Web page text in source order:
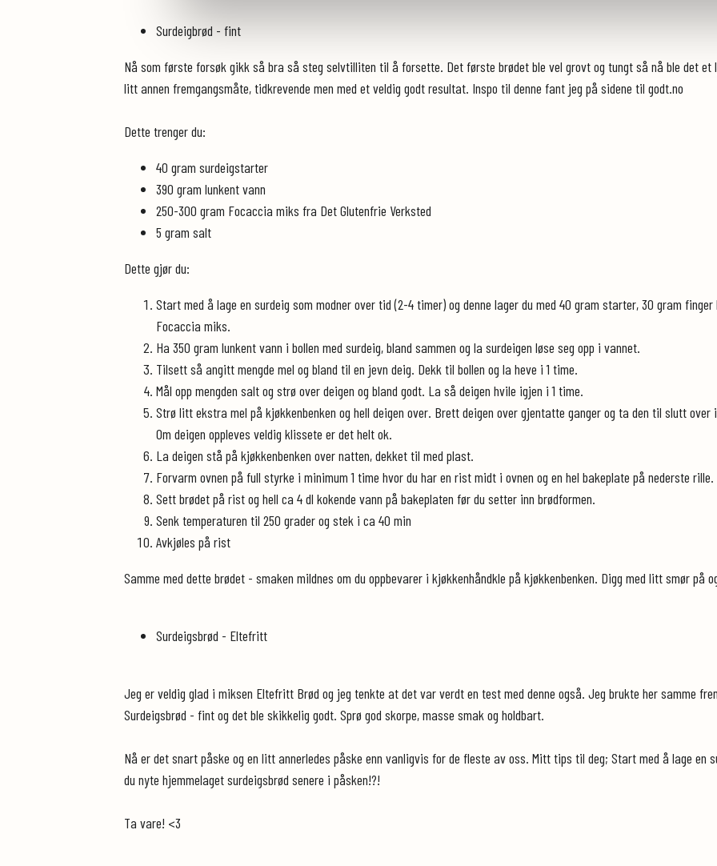
Surdeigbrød - fint
Nå som første forsøk gikk så bra så steg selvtilliten til å forsette. Det første brødet ble vel grovt og tungt så nå ble det et
litt annen fremgangsmåte, tidkrevende men med et veldig godt resultat. Inspo til denne fant jeg på sidene til godt.no
Dette trenger du:
40 gram surdeigstarter
390 gram lunkent vann
250-300 gram Focaccia miks fra Det Glutenfrie Verksted
5 gram salt
Dette gjør du:
Start med å lage en surdeig som modner over tid (2-4 timer) og denne lager du med 40 gram starter, 30 gram
Focaccia miks.
Ha 350 gram lunkent vann i bollen med surdeig, bland sammen og la surdeigen løse seg opp i vannet.
Tilsett så angitt mengde mel og bland til en jevn deig. Dekk til bollen og la heve i 1 time.
Mål opp mengden salt og strø over deigen og bland godt. La så deigen hvile igjen i 1 time.
Strø litt ekstra mel på kjøkkenbenken og hell deigen over. Brett deigen over gjentatte ganger og ta den til slutt over
Om deigen oppleves veldig klissete er det helt ok.
La deigen stå på kjøkkenbenken over natten, dekket til med plast.
Forvarm ovnen på full styrke i minimum 1 time hvor du har en rist midt i ovnen og en hel bakeplate på nederste rille.
Sett brødet på rist og hell ca 4 dl kokende vann på bakeplaten før du setter inn brødformen.
Senk temperaturen til 250 grader og stek i ca 40 min
Avkjøles på rist
Samme med dette brødet - smaken mildnes om du oppbevarer i kjøkkenhåndkle på kjøkkenbenken. Digg med litt smør på
Surdeigsbrød - Eltefritt
Jeg er veldig glad i miksen Eltefritt Brød og jeg tenkte at det var verdt en test med denne også. Jeg brukte her samme
Surdeigsbrød - fint og det ble skikkelig godt. Sprø god skorpe, masse smak og holdbart.
Nå er det snart påske og en litt annerledes påske enn vanligvis for de fleste av oss. Mitt tips til deg; Start med å lage en
du nyte hjemmelaget surdeigsbrød senere i påsken!?!
Ta vare! <3